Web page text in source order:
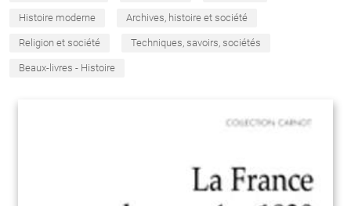
Histoire moderne Archives, histoire et société
Religion et société Techniques, savoirs, sociétés
Beaux-livres - Histoire